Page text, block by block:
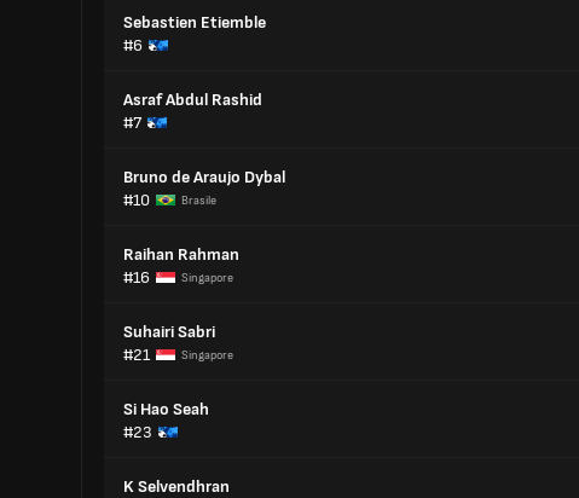
Sebastien Etiemble
#6
Asraf Abdul Rashid
#7
Bruno de Araujo Dybal
#10
Brasile
Raihan Rahman
#16
Singapore
Suhairi Sabri
#21
Singapore
Si Hao Seah
#23
K Selvendhran